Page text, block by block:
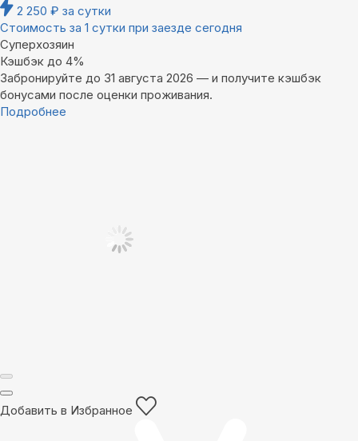
2 250 ₽ за сутки
Стоимость за 1 сутки при заезде сегодня
Суперхозяин
Кэшбэк до 4%
Забронируйте до 31 августа 2026 — и получите кэшбэк
бонусами после оценки проживания.
Подробнее
Добавить в Избранное